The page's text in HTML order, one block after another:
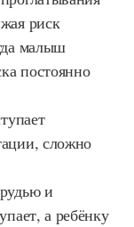
риск
малыш
постоянно
сложно
и
а ребёнку